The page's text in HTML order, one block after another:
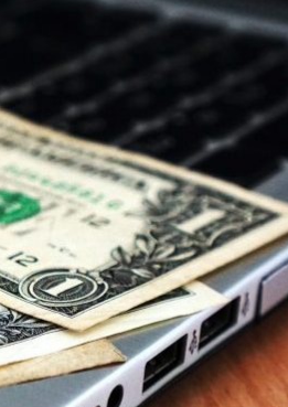
ter algumas habilidades em
todos os trabalhos de escrita que
de outras pessoas para fins de
com o mundo? Se a resposta
é que você não escreverá
colocam em palavras os
Este é um trabalho bem pago.
criativo de todos os trabalhos de
sobre algo que conhece muito
todos os tópicos sobre os
Prós: Contras: Prós: Contras: Prós:
Chamar a atenção das
Portanto, há muitos
de marketing trabalham em
que existem. Eles são apenas
farão o mesmo, mas não